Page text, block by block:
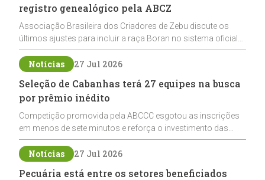
registro genealógico pela ABCZ
Associação Brasileira dos Criadores de Zebu discute os
últimos ajustes para incluir a raça Boran no sistema oficial
de registros, abrindo caminho para sua expansão na
pecuária nacional
Notícias 27 Jul 2026
Seleção de Cabanhas terá 27 equipes na busca
por prêmio inédito
Competição promovida pela ABCCC esgotou as inscrições
em menos de sete minutos e reforça o investimento das
cabanhas na seleção genética de Cavalos Crioulos voltados
ao laço
Notícias 27 Jul 2026
Pecuária está entre os setores beneficiados